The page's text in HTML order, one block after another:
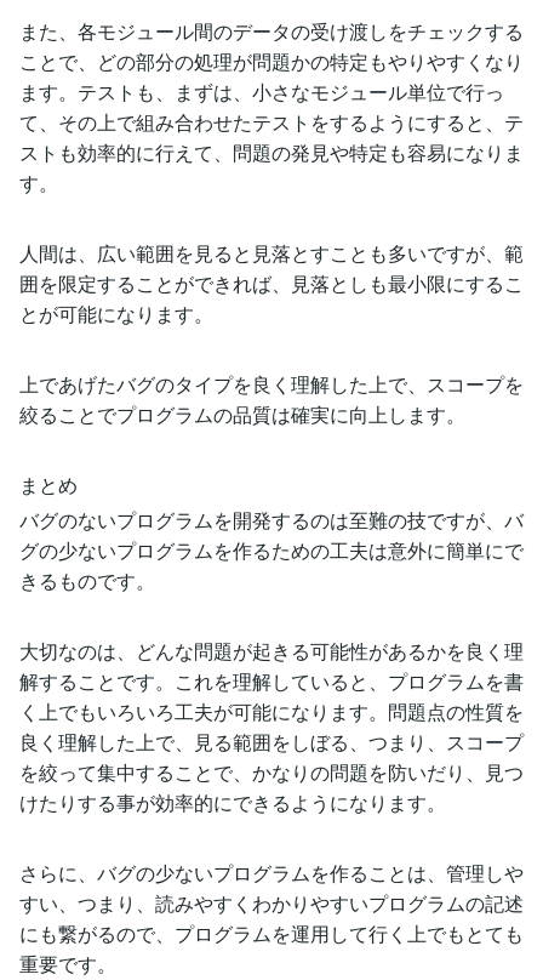
また、各モジュール間のデータの受け渡しをチェックする
ことで、どの部分の処理が問題かの特定もやりやすくなり
ます。テストも、まずは、小さなモジュール単位で行っ
て、その上で組み合わせたテストをするようにすると、テ
ストも効率的に行えて、問題の発見や特定も容易になりま
す。
人間は、広い範囲を見ると見落とすことも多いですが、範
囲を限定することができれば、見落としも最小限にするこ
とが可能になります。
上であげたバグのタイプを良く理解した上で、スコープを
絞ることでプログラムの品質は確実に向上します。
まとめ
バグのないプログラムを開発するのは至難の技ですが、バ
グの少ないプログラムを作るための工夫は意外に簡単にで
きるものです。
大切なのは、どんな問題が起きる可能性があるかを良く理
解することです。これを理解していると、プログラムを書
く上でもいろいろ工夫が可能になります。問題点の性質を
良く理解した上で、見る範囲をしぼる、つまり、スコープ
を絞って集中することで、かなりの問題を防いだり、見つ
けたりする事が効率的にできるようになります。
さらに、バグの少ないプログラムを作ることは、管理しや
すい、つまり、読みやすくわかりやすいプログラムの記述
にも繋がるので、プログラムを運用して行く上でもとても
重要です。